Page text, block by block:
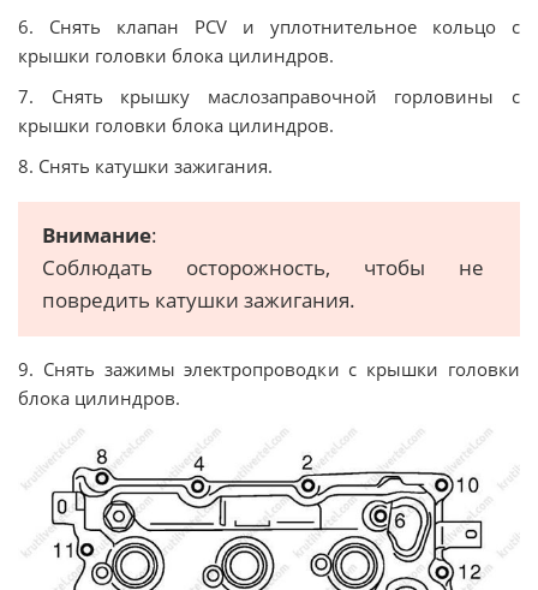
6. Снять клапан PCV и уплотнительное кольцо с
крышки головки блока цилиндров.
7. Снять крышку маслозаправочной горловины с
крышки головки блока цилиндров.
8. Снять катушки зажигания.
Внимание:
Соблюдать осторожность, чтобы не
повредить катушки зажигания.
9. Снять зажимы электропроводки с крышки головки
блока цилиндров.